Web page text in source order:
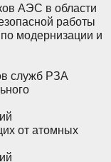
АЭС в области
работы
модернизации и
служб РЗА
от атомных